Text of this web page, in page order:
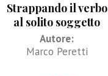
Strappando il verbo
al solito soggetto
Autore:
Marco Peretti